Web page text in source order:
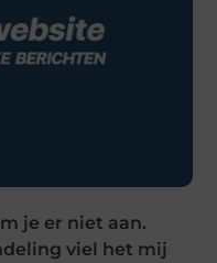
je er niet aan.
viel het mij